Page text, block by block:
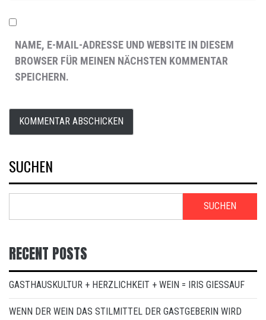
NAME, E-MAIL-ADRESSE UND WEBSITE IN DIESEM
BROWSER FÜR MEINEN NÄCHSTEN KOMMENTAR
SPEICHERN.
SUCHEN
SUCHEN
RECENT POSTS
GASTHAUSKULTUR + HERZLICHKEIT + WEIN = IRIS GIESSAUF
WENN DER WEIN DAS STILMITTEL DER GASTGEBERIN WIRD